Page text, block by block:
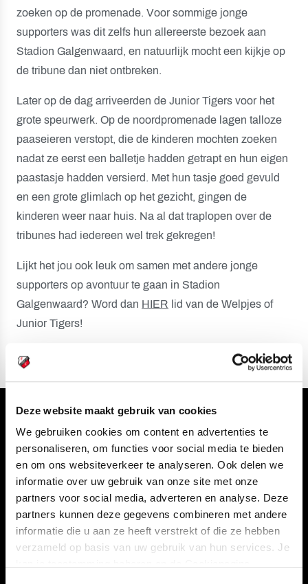
Deze website maakt gebruik van cookies
We gebruiken cookies om content en advertenties te
personaliseren, om functies voor social media te bieden
en om ons websiteverkeer te analyseren. Ook delen we
informatie over uw gebruik van onze site met onze
partners voor social media, adverteren en analyse. Deze
partners kunnen deze gegevens combineren met andere
informatie die u aan ze heeft verstrekt of die ze hebben
verzameld op basis van uw gebruik van hun services. Je
zoeken op de promenade. Voor sommige jonge
supporters was dit zelfs hun allereerste bezoek aan
Stadion Galgenwaard, en natuurlijk mocht een kijkje op
de tribune dan niet ontbreken.
Later op de dag arriveerden de Junior Tigers voor het
grote speurwerk. Op de noordpromenade lagen talloze
paaseieren verstopt, die de kinderen mochten zoeken
nadat ze eerst een balletje hadden getrapt en hun eigen
paastasje hadden versierd. Met hun tasje goed gevuld
en een grote glimlach op het gezicht, gingen de
kinderen weer naar huis. Na al dat traplopen over de
tribunes had iedereen wel trek gekregen!
Lijkt het jou ook leuk om samen met andere jonge
supporters op avontuur te gaan in Stadion
Galgenwaard? Word dan HIER lid van de Welpjes of
Junior Tigers!
Navigeer naar
CLUB
TEAMS
FOUNDATION
KAARTVERKOOP